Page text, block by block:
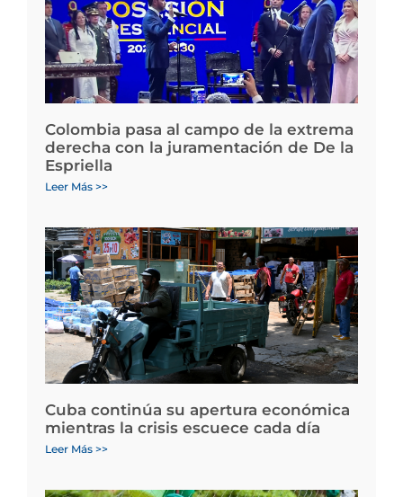
Colombia pasa al campo de la extrema
derecha con la juramentación de De la
Espriella
Leer Más >>
Cuba continúa su apertura económica
mientras la crisis escuece cada día
Leer Más >>